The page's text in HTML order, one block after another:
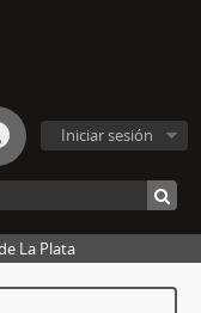
Iniciar sesión
La Plata